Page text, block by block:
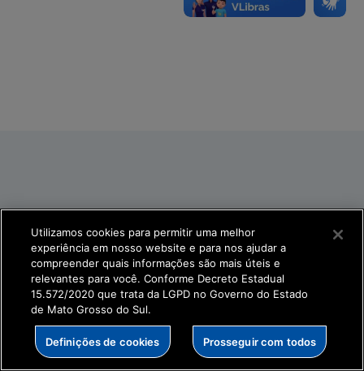
Utilizamos cookies para permitir uma melhor
experiência em nosso website e para nos ajudar a
compreender quais informações são mais úteis e
relevantes para você. Conforme Decreto Estadual
15.572/2020 que trata da LGPD no Governo do Estado
de Mato Grosso do Sul.
Definições de cookies Prosseguir com todos